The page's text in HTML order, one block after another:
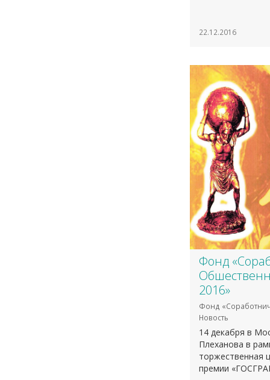
22.12.2016
Фонд
2016»
Фонд
Новость
14 декабря в
Плеханова в
торжественная
премии